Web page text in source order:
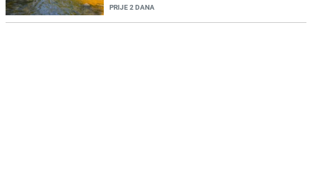
PRIJE 2 DANA